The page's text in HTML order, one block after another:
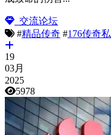
交流论坛
#精品传奇 #176传奇
19
03月
2025
5978